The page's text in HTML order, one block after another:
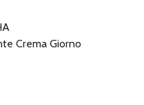
Crema Giorno